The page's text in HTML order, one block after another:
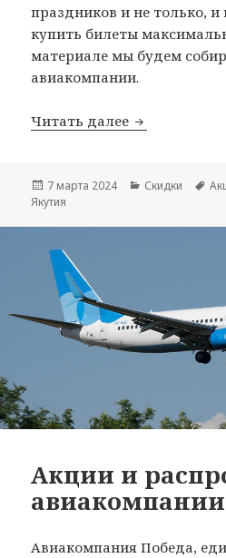
праздников и не только,
купить билеты
материале мы будем
авиакомпании.
Читать далее Распродажи
Опубликовано
7 марта 2024 Рубрики
Скидки
Якутия
Акции и
Авиакомпания Победа,